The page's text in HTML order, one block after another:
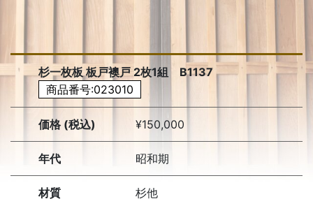
杉一枚板 板戸襖戸 2枚1組 B1137
商品番号:023010
価格 (税込) ¥150,000
年代 昭和期
材質 杉他